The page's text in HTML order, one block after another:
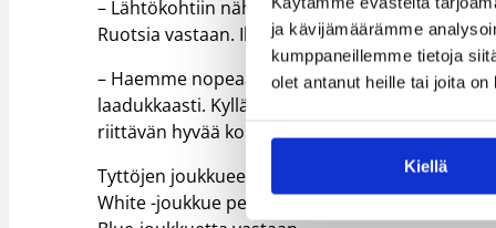
ja kävijämäärämme
kumppaneillemme tietoja
olet antanut heille tai joita
Kiellä
– Lähtökohtiin nähden pelasimme neljä
Ruotsia vastaan. Iltapäivän peleistä voitto
– Haemme nopeaa pallonkäsittelyä ja että
laadukkaasti. Kyllä ne alkavat sieltä näkyä.
riittävän hyvää korista, vaikka välillä tulee
Tyttöjen joukkueet viimeistelevät
White -joukkue pelaa sijoista 9–10 Hollannin